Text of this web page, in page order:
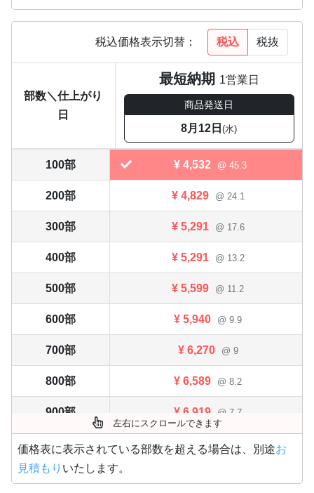
税込価格表示切替： 税込 税抜
部数＼仕上がり
日
最短納期 1営業日
商品発送日
8月12日(水)
100部 ¥ 4,532 @ 45.3
200部 ¥ 4,829 @ 24.1
300部 ¥ 5,291 @ 17.6
400部 ¥ 5,291 @ 13.2
500部 ¥ 5,599 @ 11.2
600部 ¥ 5,940 @ 9.9
700部 ¥ 6,270 @ 9
800部 ¥ 6,589 @ 8.2
900部 ¥ 6,919 @ 7.7
1,000部 ¥ 7,249 @ 7.2
1,100部
左右にスクロールできます
価格表に表示されている部数を超える場合は、別途お
見積もり いたします。